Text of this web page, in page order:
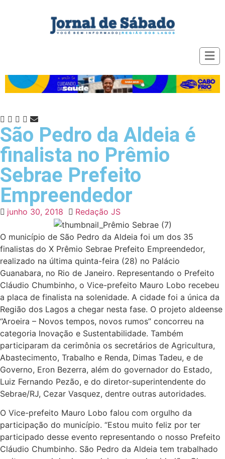
São Pedro da Aldeia é
finalista no Prêmio
Sebrae Prefeito
Empreendedor
junho 30, 2018 Redação JS
O município de São Pedro da Aldeia foi um dos 35
finalistas do X Prêmio Sebrae Prefeito Empreendedor,
realizado na última quinta-feira (28) no Palácio
Guanabara, no Rio de Janeiro. Representando o Prefeito
Cláudio Chumbinho, o Vice-prefeito Mauro Lobo recebeu
a placa de finalista na solenidade. A cidade foi a única da
Região dos Lagos a chegar nesta fase. O projeto aldeense
“Aroeira – Novos tempos, novos rumos” concorreu na
categoria Inovação e Sustentabilidade. Também
participaram da cerimônia os secretários de Agricultura,
Abastecimento, Trabalho e Renda, Dimas Tadeu, e de
Governo, Eron Bezerra, além do governador do Estado,
Luiz Fernando Pezão, e do diretor-superintendente do
Sebrae/RJ, Cezar Vasquez, dentre outras autoridades.
O Vice-prefeito Mauro Lobo falou com orgulho da
participação do município. “Estou muito feliz por ter
participado desse evento representando o nosso Prefeito
Cláudio Chumbinho. São Pedro da Aldeia tem trabalhado